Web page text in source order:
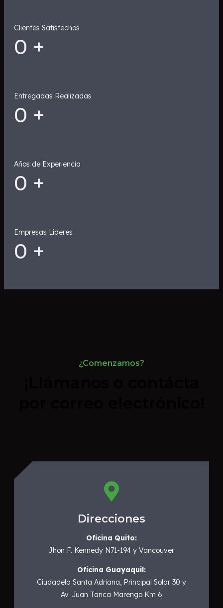
Clientes Satisfechos
0 +
Entregadas Realizadas
0 +
Años de Experiencia
0 +
Empresas Líderes
0 +
¿Comenzamos?
Direcciones
Oficina Quito:
Jhon F. Kennedy N71-194 y Vancouver.
Oficina Guayaquil:
Ciudadela Santa Adriana, Principal Solar 30 y
Av. Juan Tanca Marengo Km 6